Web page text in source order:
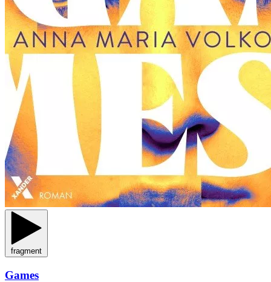
fragment
Games